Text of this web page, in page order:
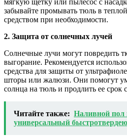
мягкую щетку или пылесос с
забывайте промывать тюль в
средством при необходимости.
2. Защита от солнечных лучей
Солнечные лучи могут повредить
выгорание. Рекомендуется
средства для защиты от
шторы или жалюзи. Они помогут
солнца на тюль и продлить ее срок
Читайте также: Наливной пол
универсальный